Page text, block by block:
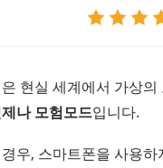
현실 세계에서 가상의
나 모험모드입니다.
우, 스마트폰을 사용하